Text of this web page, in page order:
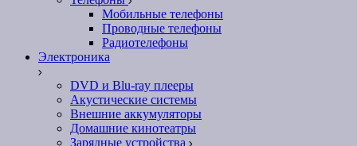
Мобильные телефоны
Проводные телефоны
Радиотелефоны
Электроника
DVD и Blu-ray плееры
Акустические системы
Внешние аккумуляторы
Домашние кинотеатры
Зарядные устройства